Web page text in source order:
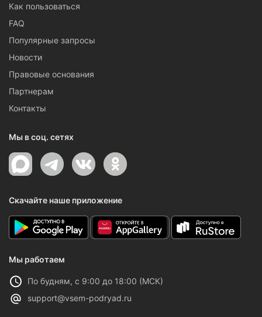
Как пользоваться
FAQ
Популярные запросы
Новости
Правовые основания
Партнерам
Контакты
Мы в соц. сетях
Скачайте наше приложение
Мы работаем
По будням, с 9:00 до 18:00 (МСК)
support@vsem-podryad.ru